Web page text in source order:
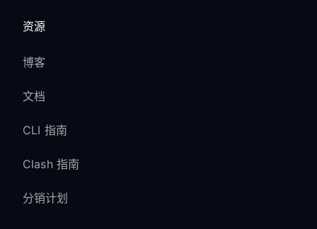
资源
博客
文档
CLI 指南
Clash 指南
分销计划